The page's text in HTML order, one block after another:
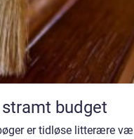
budget
er tidløse litterære